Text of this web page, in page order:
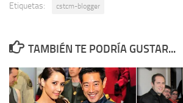
Etiquetas: cstcm-blogger
TAMBIÉN TE PODRÍA GUSTAR...